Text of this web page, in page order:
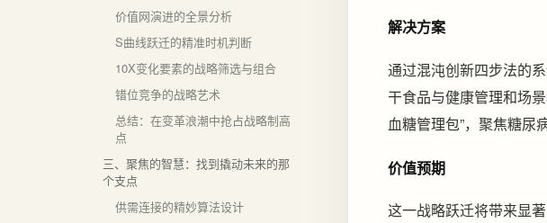
价值网演进的全景分析
S曲线跃迁的精准时机判断
10X变化要素的战略筛选与组合
错位竞争的战略艺术
总结：在变革浪潮中抢占战略制高
点
三、聚焦的智慧：找到撬动未来的那
个支点
供需连接的精妙算法设计
解决方案
通过混沌创新四步法的
干食品与健康管理和场
血糖管理包”，聚焦糖尿
价值预期
这一战略跃迁将带来显著